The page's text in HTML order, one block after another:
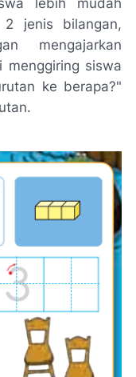
lebih mudah
jenis bilangan,
mengajarkan
menggiring siswa
ke berapa?"